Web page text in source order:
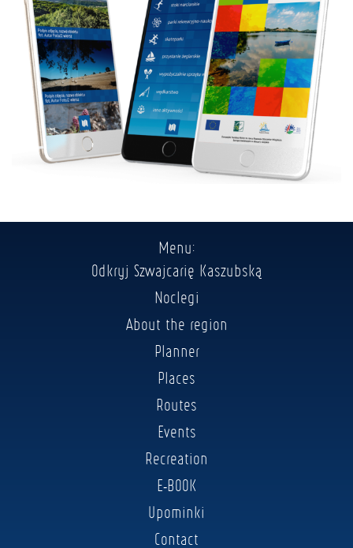
Menu:
Odkryj Szwajcarię Kaszubską
Noclegi
About the region
Planner
Places
Routes
Events
Recreation
E-BOOK
Upominki
Contact